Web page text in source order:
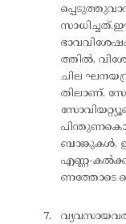
സാധിച്ചത്.ഈ
ത്തിൽ,
ചില
തിലാണ്.
ബാങ്കുകൾ,
എണ്ണ-
ണത്തോടെ